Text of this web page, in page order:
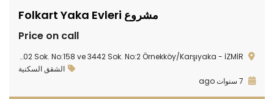
مشروع Folkart Yaka Evleri
Price on call
Örnekköy Mah. 7402 Sok. No:158 ve 3442 Sok. No:2 Örnekköy/Karşıyaka - İZMİR
الشقق السكنية